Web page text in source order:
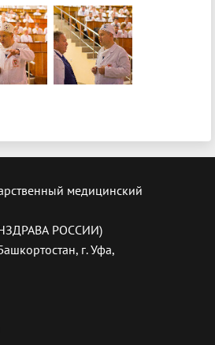
медицинский
РОССИИ)
г. Уфа,